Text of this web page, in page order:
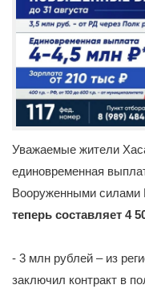
Уважаемые жители
единовременная
Вооруженными силами
теперь составляет 4
- 3 млн рублей – из
заключил контракт в